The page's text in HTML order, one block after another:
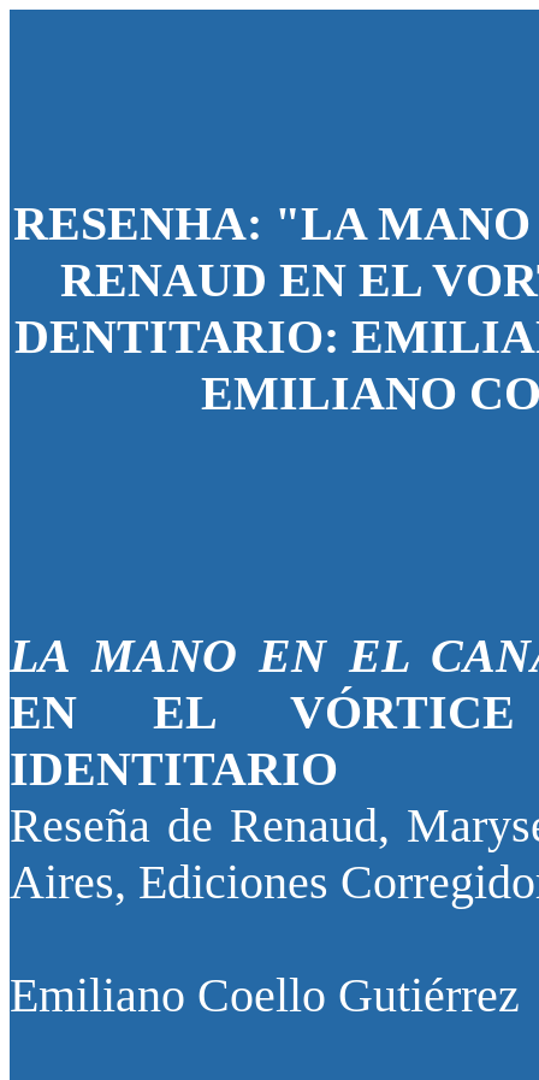
RESENHA: "LA
RENAUD EN EL
DENTITARIO:
EMILIANO
LA MANO EN EL
EN EL
IDENTITARIO
Reseña de Renaud,
Aires, Ediciones
Emiliano Coello Gutiérrez